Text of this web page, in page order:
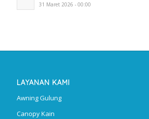
31 Maret 2026 - 00:00
LAYANAN KAMI
Awning Gulung
Canopy Kain